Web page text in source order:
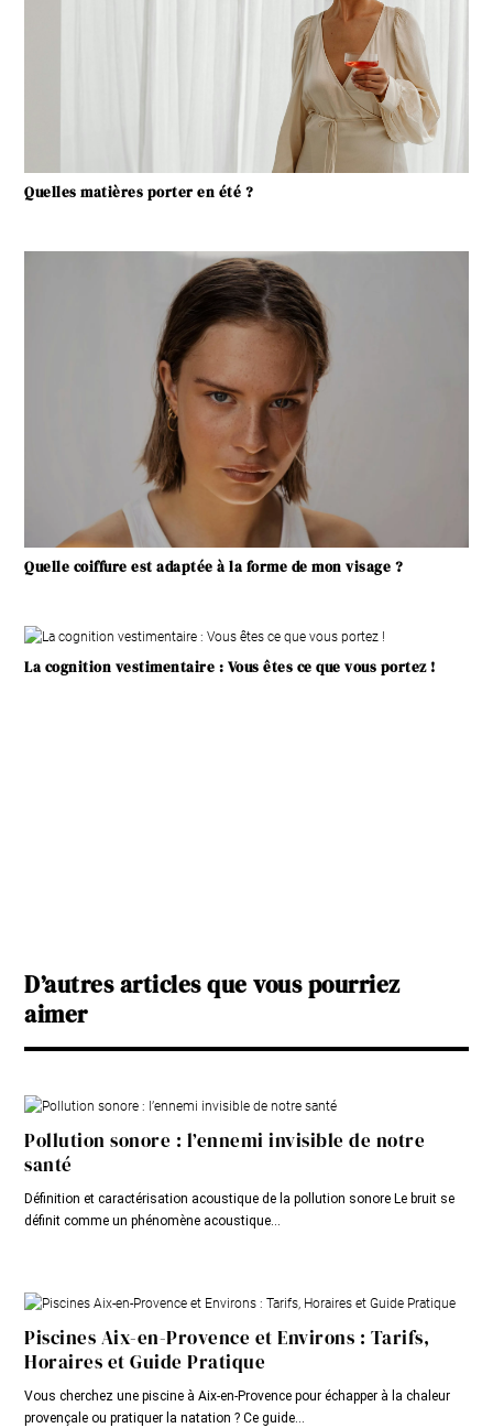
Quelles matières porter en été ?
Quelle coiffure est adaptée à la forme de mon visage ?
La cognition vestimentaire : Vous êtes ce que vous portez !
D’autres articles que vous pourriez
aimer
Pollution sonore : l’ennemi invisible de notre
santé
Définition et caractérisation acoustique de la pollution sonore Le bruit se
définit comme un phénomène acoustique...
Piscines Aix-en-Provence et Environs : Tarifs,
Horaires et Guide Pratique
Vous cherchez une piscine à Aix-en-Provence pour échapper à la chaleur
provençale ou pratiquer la natation ? Ce guide...